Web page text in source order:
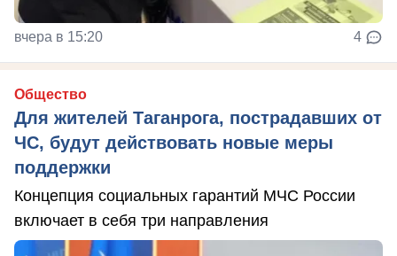
вчера в 15:20 4
Общество
Для жителей Таганрога, пострадавших от
ЧС, будут действовать новые меры
поддержки
Концепция социальных гарантий МЧС России
включает в себя три направления